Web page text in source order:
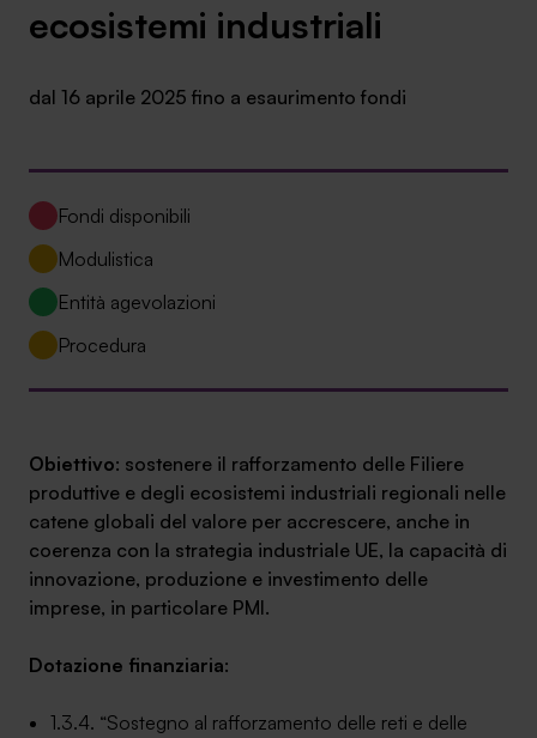
Chi siamo
+030.3540104
info@safinance.it
SA Finance Mediazione Creditizia Srl, società di mediazione creditizia iscritta
ecosistemi industriali
dal 16 aprile 2025 fino a esaurimento fondi
Fondi disponibili
Modulistica
Entità agevolazioni
Procedura
Obiettivo: sostenere il rafforzamento delle Filiere
produttive e degli ecosistemi industriali regionali nelle
catene globali del valore per accrescere, anche in
coerenza con la strategia industriale UE, la capacità di
innovazione, produzione e investimento delle
imprese, in particolare PMI.
Dotazione finanziaria:
1.3.4. “Sostegno al rafforzamento delle reti e delle